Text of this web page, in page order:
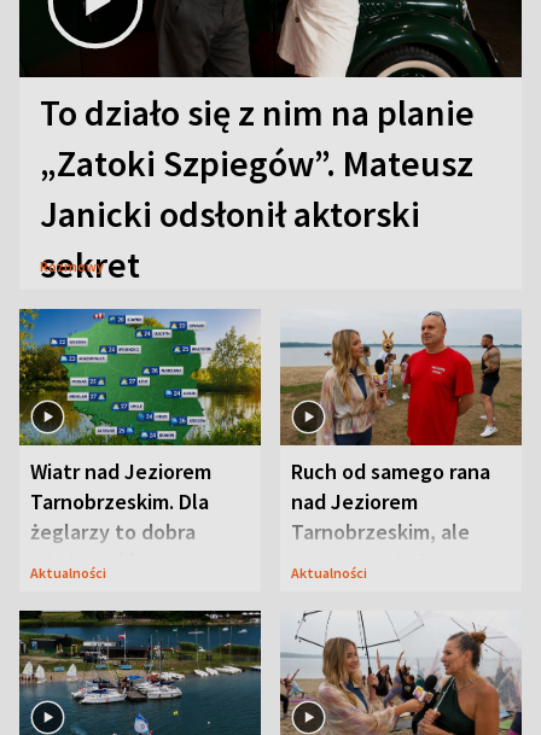
To działo się z nim na planie
„Zatoki Szpiegów”. Mateusz
Janicki odsłonił aktorski
sekret
Rozmowy
Wiatr nad Jeziorem
Tarnobrzeskim. Dla
żeglarzy to dobra
wiadomość
Aktualności
Ruch od samego rana
nad Jeziorem
Tarnobrzeskim, ale
ważna jest jedna
Aktualności